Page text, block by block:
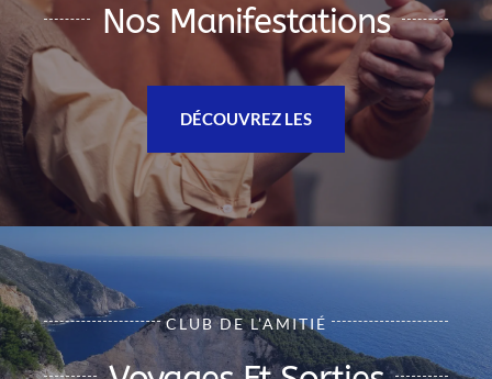
Nos Manifestations
DÉCOUVREZ LES
CLUB DE L’AMITIÉ